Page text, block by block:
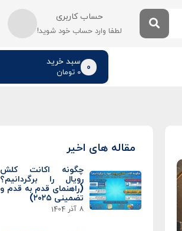
حساب کاربری
لطفا وارد حساب خود شوید!
سبد خرید
تومان۰
0
مقاله های اخیر
چگونه اکانت کلش
رویال را برگردانیم؟
(راهنمای قدم به قدم و
تضمینی ۲۰۲۵)
8 آذر 1404